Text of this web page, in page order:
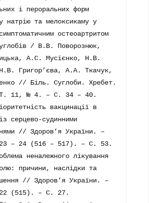
і пероральних форм
натрію та мелоксикаму у
остеоартритом
/ В.В. Поворознюк,
А.С. Мусієнко, Н.В.
Григор’єва, А.А. Ткачук,
// Біль. Суглоби. Хребет.
11, № 4. – С. 34 – 40.
серцево-судинними
// Здоров’я України. –
– 24 (516 – 517). – С. 53.
причини, наслідки та
// Здоров’я України. –
(515). – С. 27.